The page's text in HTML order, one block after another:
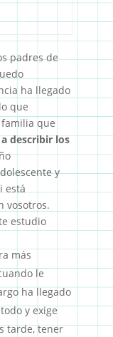
padres de
ha llegado
que
que
describir los
y
está
vosotros.
más
le
ha llegado
y exige
tarde, tener